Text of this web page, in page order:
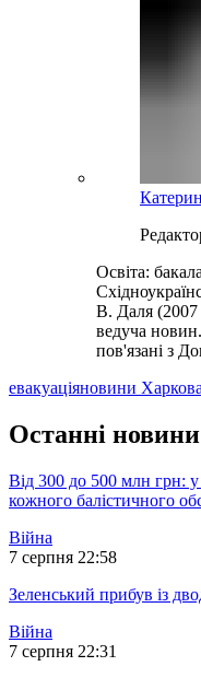
Освіта:
В. Даля (2007
ведуча
пов'язані з
евакуаціяновини
Останні новини
Від 300 до 500 млн грн:
кожного балістичного
Війна
7 серпня 22:58
Зеленський прибув із
Війна
7 серпня 22:31